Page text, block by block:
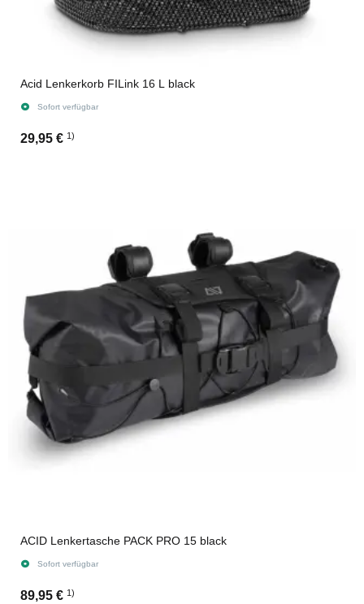
Acid Lenkerkorb FILink 16 L black
Sofort verfügbar
29,95 € 1)
ACID Lenkertasche PACK PRO 15 black
Sofort verfügbar
89,95 € 1)